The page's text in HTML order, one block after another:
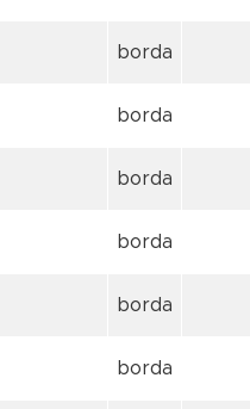
borda
borda
borda
borda
borda
borda